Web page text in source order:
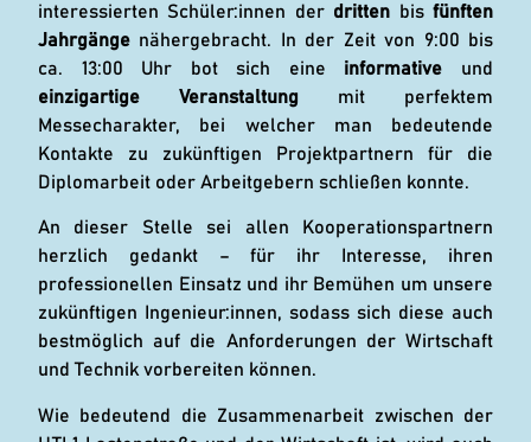
interessierten Schüler:innen der dritten bisfünften
Jahrgänge nähergebracht. In der Zeit von 9:00 bis
ca. 13:00 Uhr bot sich eine informative und
einzigartige Veranstaltung mit perfektem
Messecharakter, bei welcher man bedeutende
Kontakte zu zukünftigen Projektpartnern für die
Diplomarbeit oder Arbeitgebern schließen konnte.
An dieser Stelle sei allen Kooperationspartnern
herzlich gedankt – für ihr Interesse, ihren
professionellen Einsatz und ihr Bemühen um unsere
zukünftigen Ingenieur:innen, sodass sich diese auch
bestmöglich auf die Anforderungen der Wirtschaft
und Technik vorbereiten können.
Wie bedeutend die Zusammenarbeit zwischen der